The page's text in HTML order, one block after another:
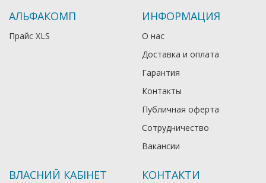
АЛЬФАКОМП
Прайс XLS
ИНФОРМАЦИЯ
О нас
Доставка и оплата
Гарантия
Контакты
Публичная оферта
Сотрудничество
Вакансии
ВЛАСНИЙ КАБІНЕТ КОНТАКТИ